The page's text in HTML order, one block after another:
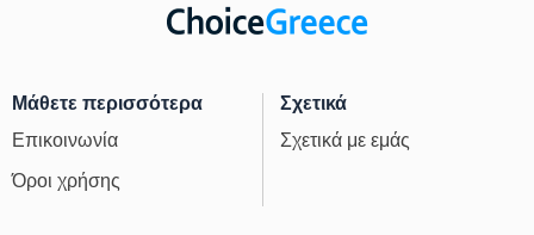
Μάθετε περισσότερα
Επικοινωνία
Όροι χρήσης
Σχετικά
Σχετικά με εμάς